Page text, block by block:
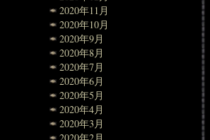
2020年11月
2020年10月
2020年9月
2020年8月
2020年7月
2020年6月
2020年5月
2020年4月
2020年3月